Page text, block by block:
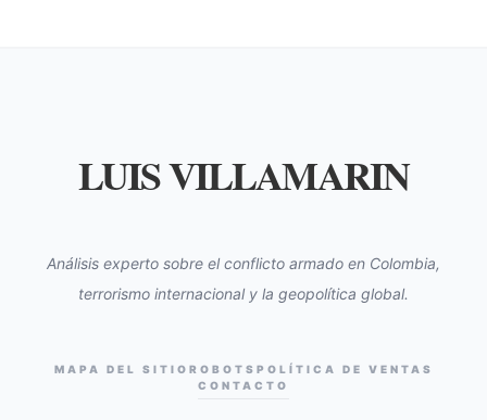
LUIS VILLAMARIN
Análisis experto sobre el conflicto armado en Colombia,
terrorismo internacional y la geopolítica global.
MAPA DEL SITIO ROBOTS POLÍTICA DE VENTAS
CONTACTO